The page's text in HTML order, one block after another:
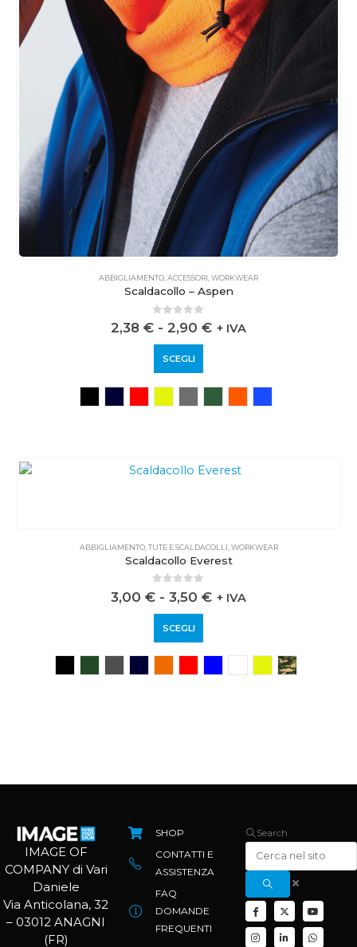
ABBIGLIAMENTO ACCESSORI WORKWEAR
Scaldacollo – Aspen
0 out of 5
2,38 € - 2,90 € + IVA
SCEGLI
ABBIGLIAMENTO, TUTE E SCALDACOLLI WORKWEAR
Scaldacollo Everest
0 out of 5
3,00 € - 3,50 € + IVA
SCEGLI
IMAGE OF
COMPANY di Vari
Daniele
Via Anticolana, 32
– 03012 ANAGNI
(FR)
SHOP
CONTATTI E
ASSISTENZA
FAQ
DOMANDE
FREQUENTI
Search